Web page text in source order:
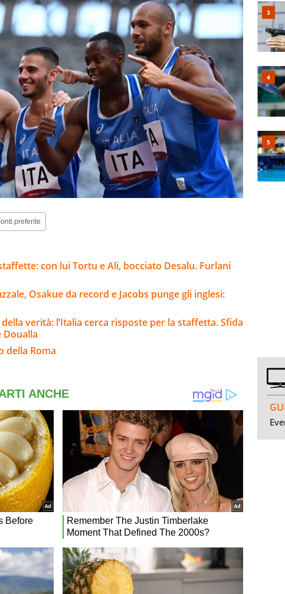
preferite
con lui Tortu e Ali, bocciato Desalu. Furlani
Osakue da record e Jacobs punge gli inglesi:
verità: l’Italia cerca risposte per la staffetta. Sfida
Doualla
della Roma